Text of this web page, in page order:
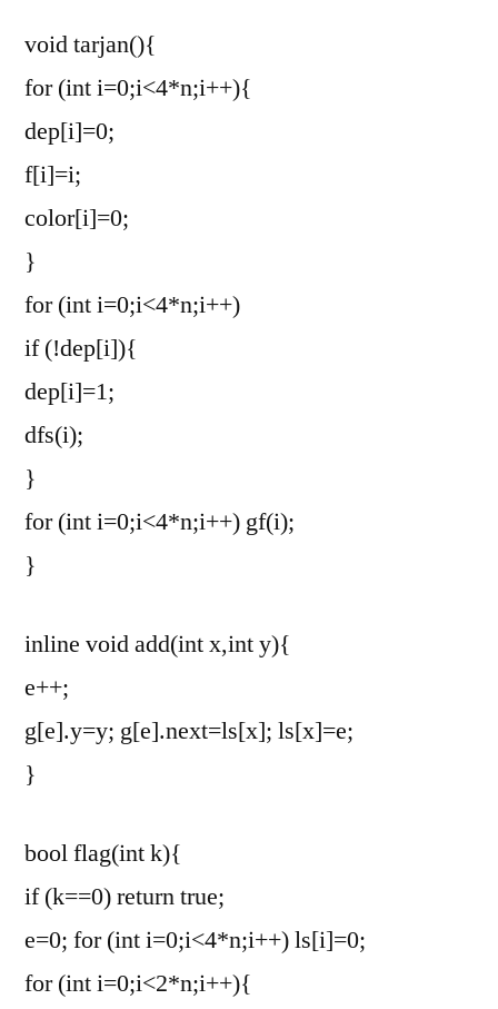
void tarjan(){
for (int i=0;i<4*n;i++){
dep[i]=0;
f[i]=i;
color[i]=0;
}
for (int i=0;i<4*n;i++)
if (!dep[i]){
dep[i]=1;
dfs(i);
}
for (int i=0;i<4*n;i++) gf(i);
}
inline void add(int x,int y){
e++;
g[e].y=y; g[e].next=ls[x]; ls[x]=e;
}
bool flag(int k){
if (k==0) return true;
e=0; for (int i=0;i<4*n;i++) ls[i]=0;
for (int i=0;i<2*n;i++){